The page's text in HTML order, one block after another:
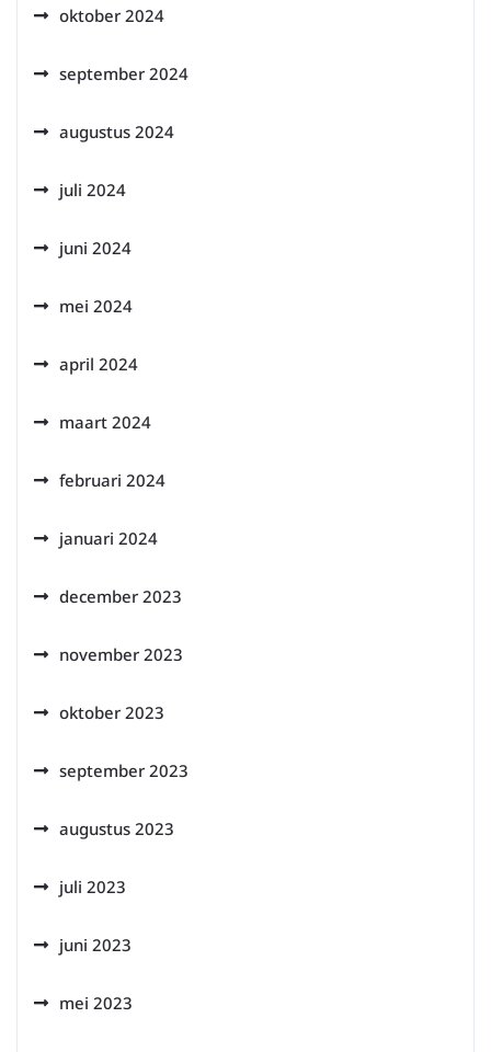
oktober 2024
september 2024
augustus 2024
juli 2024
juni 2024
mei 2024
april 2024
maart 2024
februari 2024
januari 2024
december 2023
november 2023
oktober 2023
september 2023
augustus 2023
juli 2023
juni 2023
mei 2023